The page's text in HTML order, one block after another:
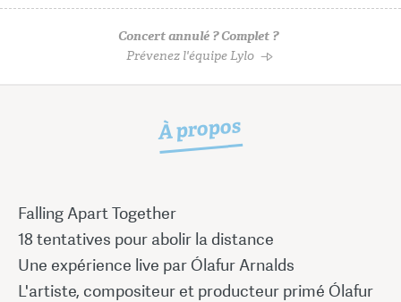
Concert annulé ? Complet ?
Prévenez l'équipe Lylo
À propos
Falling Apart Together
18 tentatives pour abolir la distance
Une expérience live par Ólafur Arnalds
L'artiste, compositeur et producteur primé Ólafur